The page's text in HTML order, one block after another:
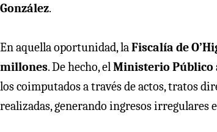
González.
En aquella oportunidad, laFiscalía de
millones. De hecho, elMinisterio Público
los coimputados a través de actos, tratos
realizadas, generando ingresos irregulares